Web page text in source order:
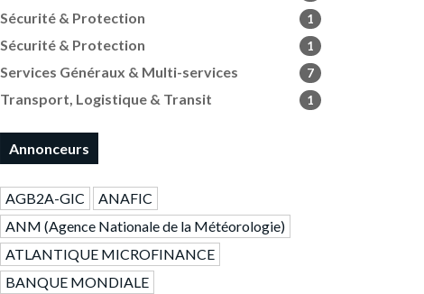
Sécurité & Protection 1
Sécurité & Protection 1
Services Généraux & Multi-services 7
Transport, Logistique & Transit 1
Annonceurs
AGB2A-GIC
ANAFIC
ANM (Agence Nationale de la Météorologie)
ATLANTIQUE MICROFINANCE
BANQUE MONDIALE